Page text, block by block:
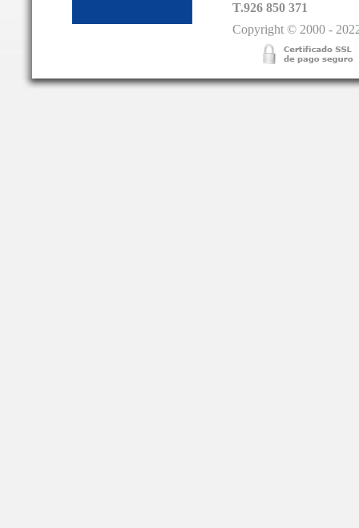
T.926 850 371
Copyright © 2000 -